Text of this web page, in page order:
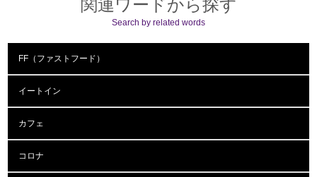
関連ワードから探す
Search by related words
FF（ファストフード）
イートイン
カフェ
コロナ